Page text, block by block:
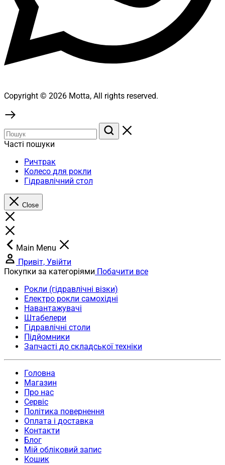
Copyright © 2026 Motta, All rights reserved.
Часті пошуки
Ричтрак
Колесо для рокли
Гідравлічний стол
Close
Main Menu
Привіт, Увійти
Покупки за категоріями Побачити все
Рокли (гідравлічні візки)
Електро рокли самохідні
Навантажувачі
Штабелери
Гідравлічні столи
Підйомники
Запчасті до складської техніки
Головна
Магазин
Про нас
Сервіс
Політика повернення
Оплата і доставка
Контакти
Блог
Мій обліковий запис
Кошик